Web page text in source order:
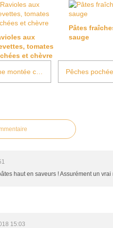
aux
tomates
et chèvre
Pâtes
sauge
haut en saveurs ! Assurément un
15:03